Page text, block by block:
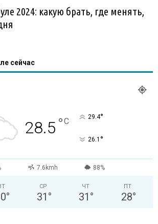
2024: какую брать, где менять,
сейчас
28.5 °C 29.4°
26.1 °
7.6kmh 88%
°
СР
31 °
ЧТ
31 °
ПТ
28°